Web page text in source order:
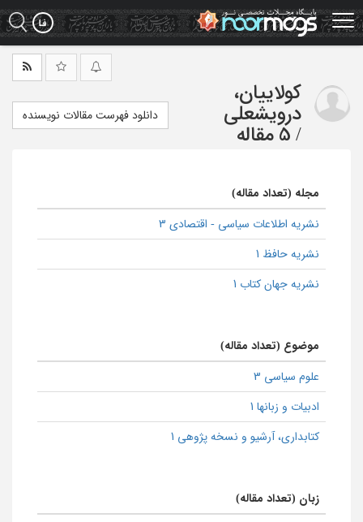
Skip
to
main
کولاییان،
درویشعلی
/ 5 مقاله
دانلود فهرست مقالات نویسنده
مجله (تعداد مقاله)
نشریه اطلاعات سیاسی - اقتصادی 3
نشریه حافظ 1
نشریه جهان کتاب 1
موضوع (تعداد مقاله)
علوم سیاسی 3
ادبیات و زبانها 1
كتابداری، آرشیو و نسخه پژوهی 1
زبان (تعداد مقاله)